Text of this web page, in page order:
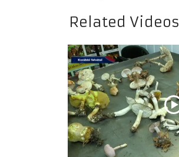
Related Videos